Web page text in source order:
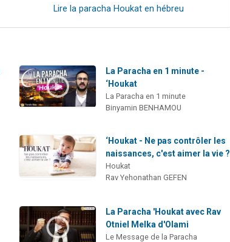
Lire la paracha Houkat en hébreu
La Paracha en 1 minute -
‘Houkat
La Paracha en 1 minute
Binyamin BENHAMOU
‘Houkat - Ne pas contrôler les
naissances, c'est aimer la vie ?
Houkat
Rav Yehonathan GEFEN
La Paracha 'Houkat avec Rav
Otniel Melka d'Olami
Le Message de la Paracha